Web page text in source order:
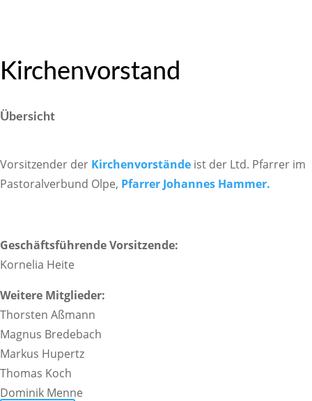
Kirchen­vor­stand
Über­sicht
Vorsit­zender der Kirchen­vor­stände ist der Ltd. Pfarrer im
Pasto­ral­ver­bund Olpe, Pfarrer Johannes Hammer.
Geschäfts­füh­rende Vorsit­zende:
Kornelia Heite
Weitere Mitglieder:
Thorsten Aßmann
Magnus Brede­bach
Markus Hupertz
Thomas Koch
Dominik Menne